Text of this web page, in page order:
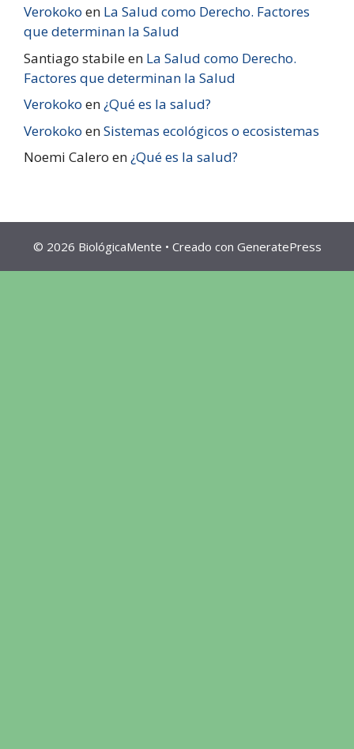
Verokoko en La Salud como Derecho. Factores
que determinan la Salud
Santiago stabileen La Salud como Derecho.
Factores que determinan la Salud
Verokoko en¿Qué es la salud?
Verokoko enSistemas ecológicos o ecosistemas
Noemi Calero en¿Qué es la salud?
© 2026 BiológicaMente • Creado con GeneratePress